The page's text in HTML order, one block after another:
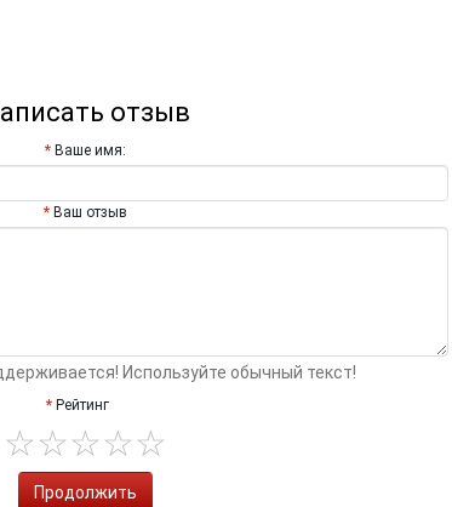
отзыв
Ваше имя:
Ваш отзыв
Используйте обычный текст!
Рейтинг
Продолжить